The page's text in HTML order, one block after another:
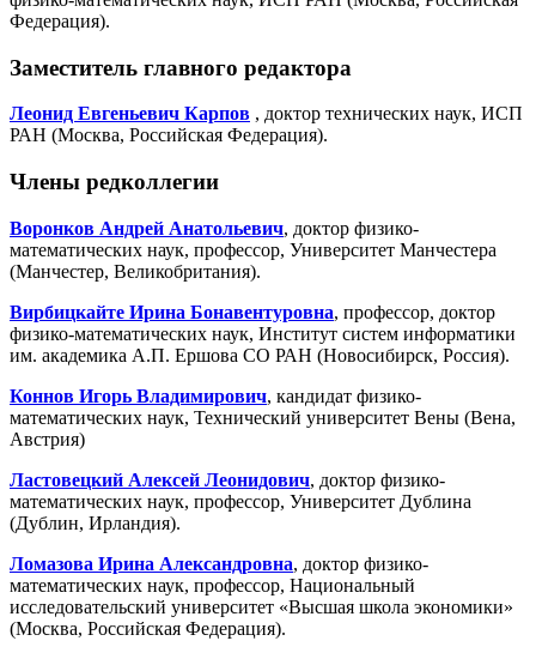
Федерация).
Заместитель главного редактора
Леонид Евгеньевич Карпов , доктор технических наук, ИСП
РАН (Москва, Российская Федерация).
Члены редколлегии
Воронков Андрей Анатольевич, доктор физико-
математических наук, профессор, Университет Манчестера
(Манчестер, Великобритания).
Вирбицкайте Ирина Бонавентуровна, профессор, доктор
физико-математических наук, Институт систем информатики
им. академика А.П. Ершова СО РАН (Новосибирск, Россия).
Коннов Игорь Владимирович, кандидат физико-
математических наук, Технический университет Вены (Вена,
Австрия)
Ластовецкий Алексей Леонидович, доктор физико-
математических наук, профессор, Университет Дублина
(Дублин, Ирландия).
Ломазова Ирина Александровна, доктор физико-
математических наук, профессор, Национальный
исследовательский университет «Высшая школа экономики»
(Москва, Российская Федерация).